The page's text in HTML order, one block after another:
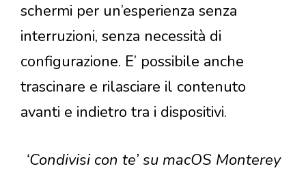
schermi per un’esperienza senza
interruzioni, senza necessità di
configurazione. E’ possibile anche
trascinare e rilasciare il contenuto
avanti e indietro tra i dispositivi.
‘Condivisi con te’ su macOS Monterey